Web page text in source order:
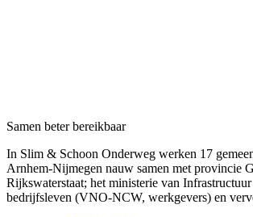
Samen beter bereikbaar
In Slim & Schoon Onderweg werken 17
Arnhem-Nijmegen nauw samen met provincie
Rijkswaterstaat; het ministerie van Infrastructuur
bedrijfsleven (VNO-NCW, werkgevers) en